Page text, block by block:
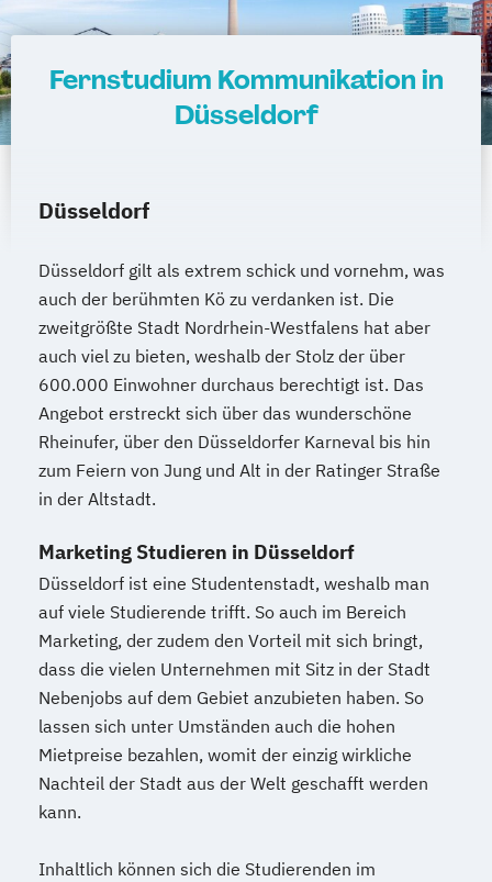
Fernstudium Kommunikation in
Düsseldorf
Düsseldorf
Düsseldorf gilt als extrem schick und vornehm, was
auch der berühmten Kö zu verdanken ist. Die
zweitgrößte Stadt Nordrhein-Westfalens hat aber
auch viel zu bieten, weshalb der Stolz der über
600.000 Einwohner durchaus berechtigt ist. Das
Angebot erstreckt sich über das wunderschöne
Rheinufer, über den Düsseldorfer Karneval bis hin
zum Feiern von Jung und Alt in der Ratinger Straße
in der Altstadt.
Marketing Studieren in Düsseldorf
Düsseldorf ist eine Studentenstadt, weshalb man
auf viele Studierende trifft. So auch im Bereich
Marketing, der zudem den Vorteil mit sich bringt,
dass die vielen Unternehmen mit Sitz in der Stadt
Nebenjobs auf dem Gebiet anzubieten haben. So
lassen sich unter Umständen auch die hohen
Mietpreise bezahlen, womit der einzig wirkliche
Nachteil der Stadt aus der Welt geschafft werden
kann.
Inhaltlich können sich die Studierenden im